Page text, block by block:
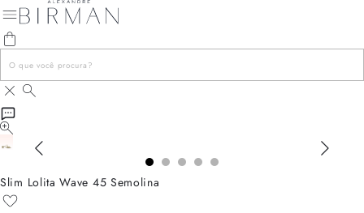
Slim Lolita Wave 45 Semolina